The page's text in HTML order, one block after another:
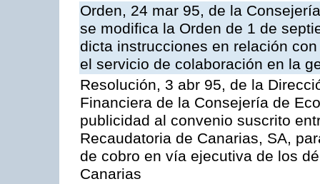
Orden, 24 mar 95, de la
se modifica la Orden de 1 de
dicta instrucciones en relación
el servicio de colaboración en la
Resolución, 3 abr 95, de la
Financiera de la Consejería de
publicidad al convenio suscrito
Recaudatoria de Canarias, SA,
de cobro en vía ejecutiva de los
Canarias